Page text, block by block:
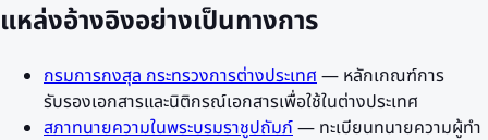
แหล่งอ้างอิงอย่างเป็นทางการ
กรมการกงสุล กระทรวงการต่างประเทศ — หลักเกณฑ์การ
รับรองเอกสารและนิติกรณ์เอกสารเพื่อใช้ในต่างประเทศ
สภาทนายความในพระบรมราชูปถัมภ์— ทะเบียนทนายความผู้ทำ